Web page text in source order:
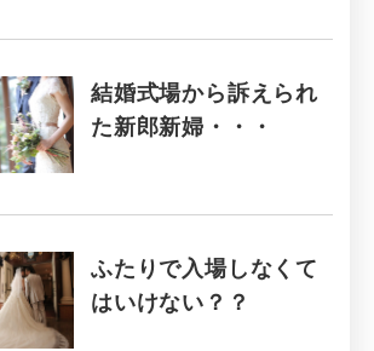
結婚式場から訴えられ
た新郎新婦・・・
ふたりで入場しなくて
はいけない？？